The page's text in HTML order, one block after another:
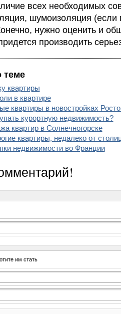
всех необходимых
шумоизоляция
нужно оценить и
производить
теме
квартиры
в квартире
квартиры в новостройках
курортную недвижимость?
квартир в Солнечногорске
квартиры, недалеко от
недвижимости во Франции
им стать